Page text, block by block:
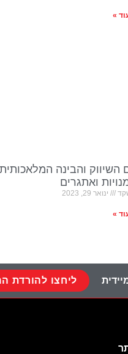
»
השיווק והבינה
ואתגרים
ינואר 29, 2023
»
ליחצו להורדת